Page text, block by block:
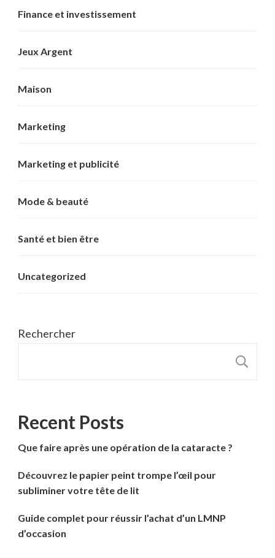
Finance et investissement
Jeux Argent
Maison
Marketing
Marketing et publicité
Mode & beauté
Santé et bien être
Uncategorized
Rechercher
Recent Posts
Que faire après une opération de la cataracte ?
Découvrez le papier peint trompe l’œil pour
subliminer votre tête de lit
Guide complet pour réussir l’achat d’un LMNP
d’occasion